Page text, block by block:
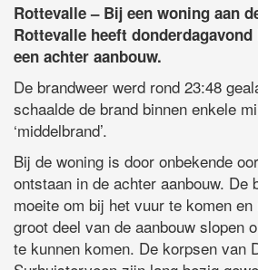
Rottevalle – Bij een woning aan
Rottevalle heeft
een achter aanbouw.
De brandweer werd rond 23:48
schaalde de brand binnen enkele
‘middelbrand’.
Bij de woning is door onbekende
ontstaan in de achter aanbouw. De
moeite om bij het vuur te komen
groot deel van de aanbouw slopen
te kunnen komen. De korpsen van